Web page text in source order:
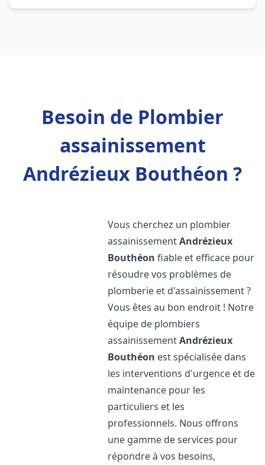
Besoin de Plombier
assainissement
Andrézieux Bouthéon ?
Vous cherchez un plombier
assainissementAndrézieux
Bouthéon fiable et efficace pour
résoudre vos problèmes de
plomberie et d'assainissement ?
Vous êtes au bon endroit ! Notre
équipe de plombiers
assainissementAndrézieux
Bouthéon est spécialisée dans
les interventions d'urgence et de
maintenance pour les
particuliers et les
professionnels. Nous offrons
une gamme de services pour
répondre à vos besoins,